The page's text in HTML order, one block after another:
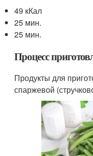
49 кКал
25 мин.
25 мин.
Процесс
Продукты для
спаржевой